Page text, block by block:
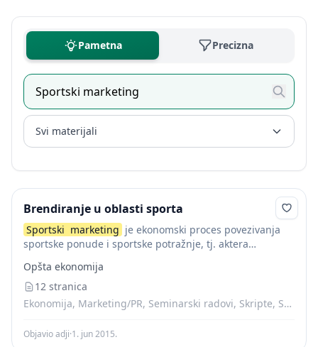
Pametna Precizna
Svi materijali
Brendiranje u oblasti sporta
Sportski marketing je ekonomski proces povezivanja
sportske ponude i sportske potražnje, tj. aktera
naučna disciplina,sportska poslovna filozofija i
strategija, organizacioni sistem aktivnosti u...
Opšta ekonomija
12 stranica
Ekonomija, Marketing/PR, Seminarski radovi, Skripte, Sport
Objavio adji·1. jun 2015.